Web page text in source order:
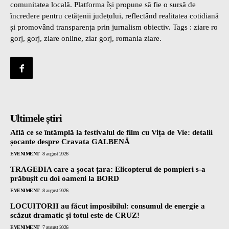
comunitatea locală. Platforma își propune să fie o sursă de
încredere pentru cetățenii județului, reflectând realitatea cotidiană
și promovând transparența prin jurnalism obiectiv. Tags : ziare ro
gorj, gorj, ziare online, ziar gorj, romania ziare.
Ultimele știri
Află ce se întâmplă la festivalul de film cu Vița de Vie: detalii
șocante despre Cravata GALBENĂ
EVENIMENT 8 august 2026
TRAGEDIA care a șocat țara: Elicopterul de pompieri s-a
prăbușit cu doi oameni la BORD
EVENIMENT 8 august 2026
LOCUITORII au făcut imposibilul: consumul de energie a
scăzut dramatic și totul este de CRUZ!
EVENIMENT 7 august 2026